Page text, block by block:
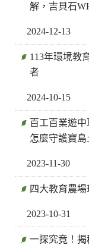
解，吉貝石
2024-12-13
113年環境教
者
2024-10-15
百工百業遊
怎麼守護寶島
2023-11-30
四大教育農
2023-10-31
一探究竟！